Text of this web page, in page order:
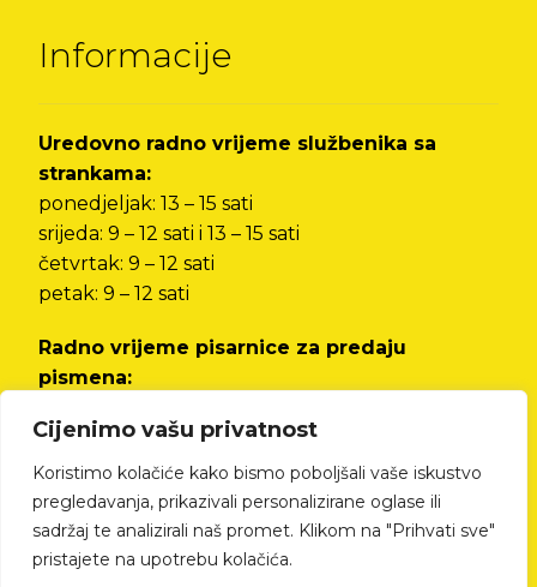
Cijenimo vašu privatnost
Koristimo kolačiće kako bismo poboljšali vaše iskustvo
pregledavanja, prikazivali personalizirane oglase ili
sadržaj te analizirali naš promet. Klikom na "Prihvati sve"
pristajete na upotrebu kolačića.
Informacije
Uredovno radno vrijeme službenika sa
strankama:
ponedjeljak: 13 – 15 sati
srijeda: 9 – 12 sati i 13 – 15 sati
četvrtak: 9 – 12 sati
petak: 9 – 12 sati
Radno vrijeme pisarnice za predaju
pismena:
do 15 sati
Izjava o pristupačnosti